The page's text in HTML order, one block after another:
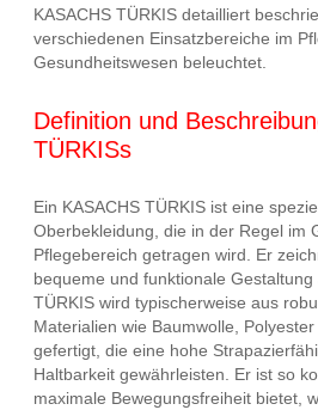
KASACHS TÜRKIS detailliert
verschiedenen Einsatzbereiche im
Gesundheitswesen beleuchtet.
Definition und
TÜRKISs
Ein KASACHS TÜRKIS ist eine
Oberbekleidung, die in der Regel im
Pflegebereich getragen wird. Er
bequeme und funktionale Gestaltung
TÜRKIS wird typischerweise aus
Materialien wie Baumwolle,
gefertigt, die eine hohe
Haltbarkeit gewährleisten. Er ist so
maximale Bewegungsfreiheit bietet,